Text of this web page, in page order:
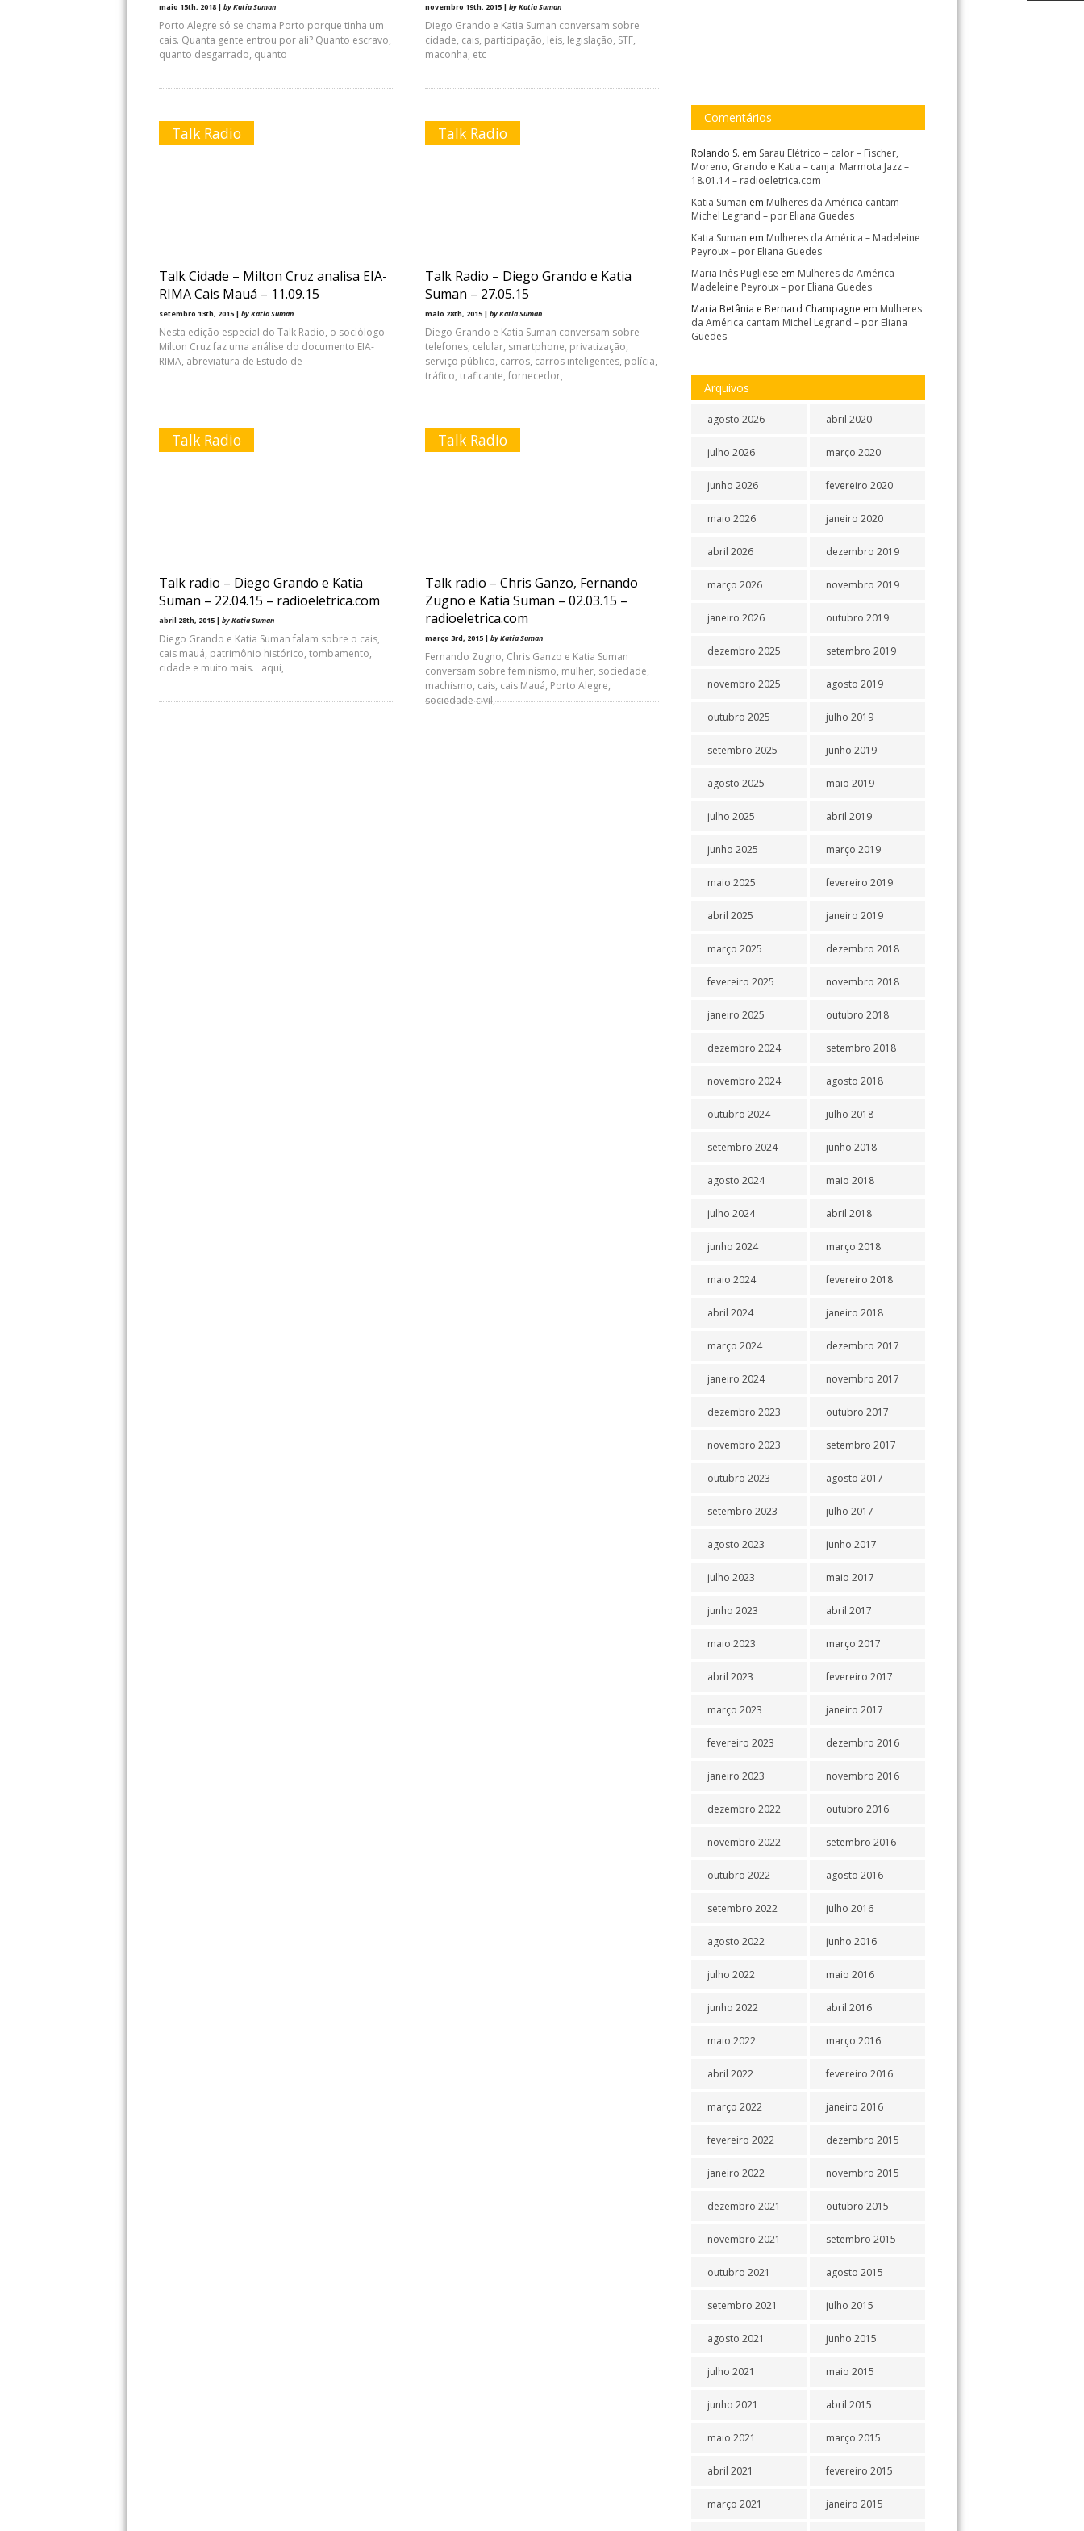
maio 15th, 2018 | by Katia Suman
Porto Alegre só se chama Porto porque tinha um
cais. Quanta gente entrou por ali? Quanto escravo,
quanto desgarrado, quanto
novembro 19th, 2015 | by Katia Suman
Diego Grando e Katia Suman conversam sobre
cidade, cais, participação, leis, legislação, STF,
maconha, etc
Talk Radio
Talk Cidade – Milton Cruz analisa EIA-
RIMA Cais Mauá – 11.09.15
setembro 13th, 2015 | by Katia Suman
Nesta edição especial do Talk Radio, o sociólogo
Milton Cruz faz uma análise do documento EIA-
RIMA, abreviatura de Estudo de
Talk Radio
Talk Radio – Diego Grando e Katia
Suman – 27.05.15
maio 28th, 2015 | by Katia Suman
Diego Grando e Katia Suman conversam sobre
telefones, celular, smartphone, privatização,
serviço público, carros, carros inteligentes, polícia,
tráfico, traficante, fornecedor,
Talk Radio
Talk radio – Diego Grando e Katia
Suman – 22.04.15 – radioeletrica.com
abril 28th, 2015 | by Katia Suman
Diego Grando e Katia Suman falam sobre o cais,
cais mauá, patrimônio histórico, tombamento,
cidade e muito mais. aqui,
Talk Radio
Talk radio – Chris Ganzo, Fernando
Zugno e Katia Suman – 02.03.15 –
radioeletrica.com
março 3rd, 2015 | by Katia Suman
Fernando Zugno, Chris Ganzo e Katia Suman
conversam sobre feminismo, mulher, sociedade,
machismo, cais, cais Mauá, Porto Alegre,
sociedade civil,
Comentários
Rolando S. em Sarau Elétrico – calor – Fischer,
Moreno, Grando e Katia – canja: Marmota Jazz –
18.01.14 – radioeletrica.com
Katia Suman em Mulheres da América cantam
Michel Legrand – por Eliana Guedes
Katia Suman em Mulheres da América – Madeleine
Peyroux – por Eliana Guedes
Maria Inês Pugliese em Mulheres da América –
Madeleine Peyroux – por Eliana Guedes
Maria Betânia e Bernard Champagne em Mulheres
da América cantam Michel Legrand – por Eliana
Guedes
Arquivos
agosto 2026
julho 2026
junho 2026
maio 2026
abril 2026
março 2026
janeiro 2026
dezembro 2025
novembro 2025
outubro 2025
setembro 2025
agosto 2025
julho 2025
junho 2025
maio 2025
abril 2025
março 2025
fevereiro 2025
janeiro 2025
dezembro 2024
novembro 2024
outubro 2024
setembro 2024
agosto 2024
julho 2024
junho 2024
maio 2024
abril 2024
março 2024
janeiro 2024
dezembro 2023
novembro 2023
outubro 2023
setembro 2023
agosto 2023
julho 2023
junho 2023
maio 2023
abril 2023
março 2023
fevereiro 2023
janeiro 2023
dezembro 2022
novembro 2022
outubro 2022
setembro 2022
agosto 2022
julho 2022
junho 2022
maio 2022
abril 2022
março 2022
fevereiro 2022
janeiro 2022
dezembro 2021
novembro 2021
outubro 2021
setembro 2021
agosto 2021
julho 2021
junho 2021
maio 2021
abril 2021
março 2021
abril 2020
março 2020
fevereiro 2020
janeiro 2020
dezembro 2019
novembro 2019
outubro 2019
setembro 2019
agosto 2019
julho 2019
junho 2019
maio 2019
abril 2019
março 2019
fevereiro 2019
janeiro 2019
dezembro 2018
novembro 2018
outubro 2018
setembro 2018
agosto 2018
julho 2018
junho 2018
maio 2018
abril 2018
março 2018
fevereiro 2018
janeiro 2018
dezembro 2017
novembro 2017
outubro 2017
setembro 2017
agosto 2017
julho 2017
junho 2017
maio 2017
abril 2017
março 2017
fevereiro 2017
janeiro 2017
dezembro 2016
novembro 2016
outubro 2016
setembro 2016
agosto 2016
julho 2016
junho 2016
maio 2016
abril 2016
março 2016
fevereiro 2016
janeiro 2016
dezembro 2015
novembro 2015
outubro 2015
setembro 2015
agosto 2015
julho 2015
junho 2015
maio 2015
abril 2015
março 2015
fevereiro 2015
janeiro 2015